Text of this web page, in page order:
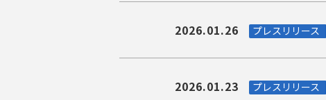
2026.01.26 プレスリリース
2026.01.23 プレスリリース